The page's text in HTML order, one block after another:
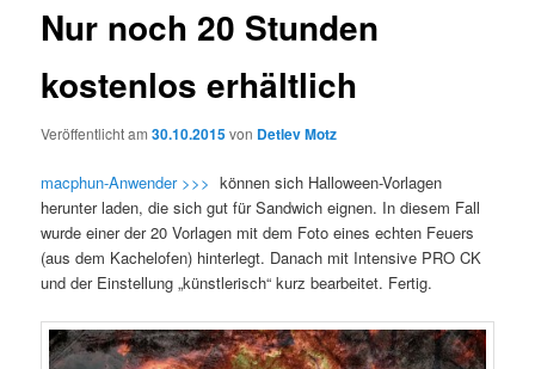
Nur noch 20 Stunden
kostenlos erhältlich
Veröffentlicht am30.10.2015von Detlev Motz
macphun-Anwender >>> können sich Halloween-Vorlagen
herunter laden, die sich gut für Sandwich eignen. In diesem Fall
wurde einer der 20 Vorlagen mit dem Foto eines echten Feuers
(aus dem Kachelofen) hinterlegt. Danach mit Intensive PRO CK
und der Einstellung „künstlerisch“ kurz bearbeitet. Fertig.